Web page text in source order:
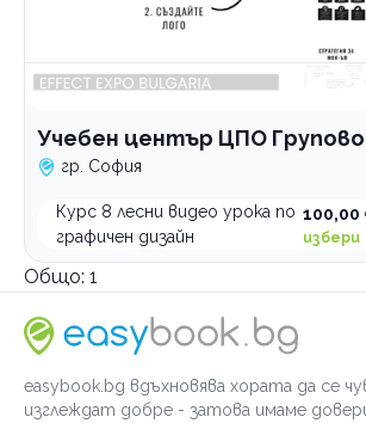
Учебен център ЦПО Групово
гр. София
Курс 8 лесни видео урока по
графичен дизайн
100,00
избери
Общо: 1
easybook.bg вдъхновява хората да се
изглеждат добре - затова имаме